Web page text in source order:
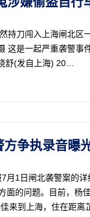
持刀闯入上海闸北区
这是一起严重袭警事
舒(发自上海) 20…
方争执录音曝
月1日闸北袭警案的
面的问题。目前，杨
来到上海，住在距离